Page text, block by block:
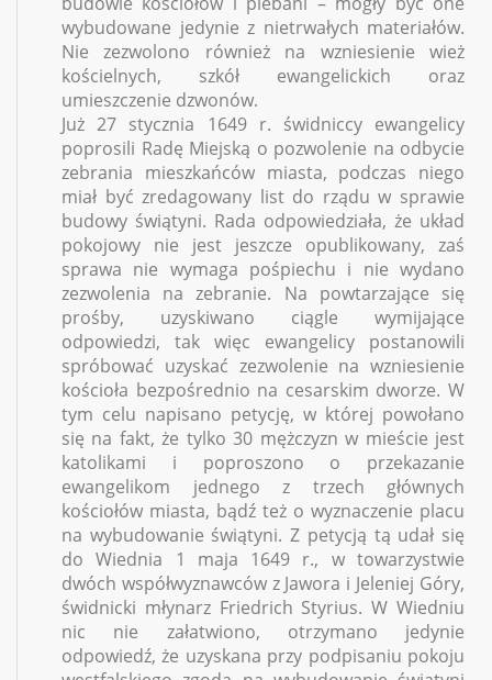
wybudowane jedynie z nietrwałych materiałów.
Nie zezwolono również na wzniesienie wież
kościelnych, szkół ewangelickich oraz
umieszczenie dzwonów.
Już 27 stycznia 1649 r. świdniccy ewangelicy
poprosili Radę Miejską o pozwolenie na odbycie
zebrania mieszkańców miasta, podczas niego
miał być zredagowany list do rządu w sprawie
budowy świątyni. Rada odpowiedziała, że układ
pokojowy nie jest jeszcze opublikowany, zaś
sprawa nie wymaga pośpiechu i nie wydano
zezwolenia na zebranie. Na powtarzające się
prośby, uzyskiwano ciągle wymijające
odpowiedzi, tak więc ewangelicy postanowili
spróbować uzyskać zezwolenie na wzniesienie
kościoła bezpośrednio na cesarskim dworze. W
tym celu napisano petycję, w której powołano
się na fakt, że tylko 30 mężczyzn w mieście jest
katolikami i poproszono o przekazanie
ewangelikom jednego z trzech głównych
kościołów miasta, bądź też o wyznaczenie placu
na wybudowanie świątyni. Z petycją tą udał się
do Wiednia 1 maja 1649 r., w towarzystwie
dwóch współwyznawców z Jawora i Jeleniej Góry,
świdnicki młynarz Friedrich Styrius. W Wiedniu
nic nie załatwiono, otrzymano jedynie
odpowiedź, że uzyskana przy podpisaniu pokoju